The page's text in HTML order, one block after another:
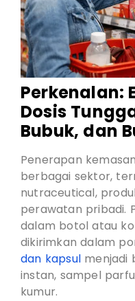
Perkenalan:
Dosis
Bubuk, dan
Penerapan
berbagai sektor,
nutraceutical,
perawatan pribadi.
dalam botol atau
dikirimkan dalam
dan kapsul menjadi
instan, sampel
kumur.